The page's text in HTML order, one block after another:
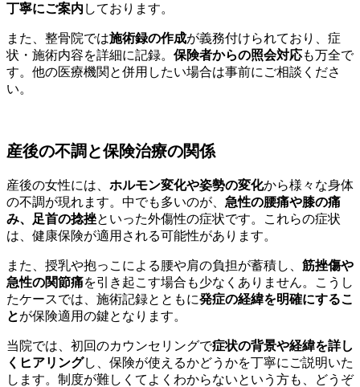
丁寧にご案内 しております。
また、整骨院では施術録の作成が義務付けられており、症
状・施術内容を詳細に記録。 保険者からの照会対応も万全で
す。他の医療機関と併用したい場合は事前にご相談くださ
い。
産後の不調と保険治療の関係
産後の女性には、 ホルモン変化や姿勢の変化から様々な身体
の不調が現れます。中でも多いのが、 急性の腰痛や膝の痛
み、足首の捻挫といった外傷性の症状です。これらの症状
は、健康保険が適用される可能性があります。
また、授乳や抱っこによる腰や肩の負担が蓄積し、 筋挫傷や
急性の関節痛を引き起こす場合も少なくありません。こうし
たケースでは、施術記録とともに発症の経緯を明確にするこ
とが保険適用の鍵となります。
当院では、初回のカウンセリングで症状の背景や経緯を詳し
くヒアリングし、保険が使えるかどうかを丁寧にご説明いた
します。制度が難しくてよくわからないという方も、どうぞ